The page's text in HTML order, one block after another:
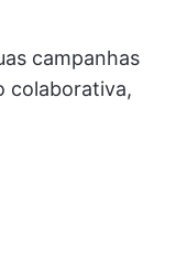
campanhas
colaborativa,